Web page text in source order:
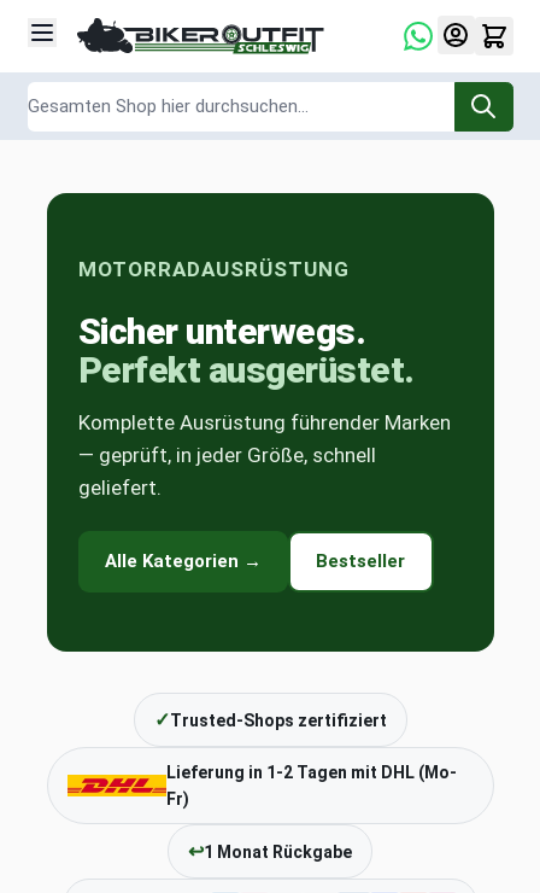
MOTORRADAUSRÜSTUNG
Sicher unterwegs.
Perfekt ausgerüstet.
Komplette Ausrüstung führender Marken
— geprüft, in jeder Größe, schnell
geliefert.
Alle Kategorien → Bestseller
✓Trusted-Shops zertifiziert
Lieferung in 1-2 Tagen mit DHL (Mo-
Fr)
↩1 Monat Rückgabe